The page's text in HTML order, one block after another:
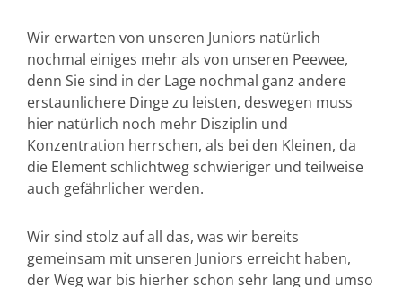
Wir erwarten von unseren Juniors natürlich
nochmal einiges mehr als von unseren Peewee,
denn Sie sind in der Lage nochmal ganz andere
erstaunlichere Dinge zu leisten, deswegen muss
hier natürlich noch mehr Disziplin und
Konzentration herrschen, als bei den Kleinen, da
die Element schlichtweg schwieriger und teilweise
auch gefährlicher werden.
Wir sind stolz auf all das, was wir bereits
gemeinsam mit unseren Juniors erreicht haben,
der Weg war bis hierher schon sehr lang und umso